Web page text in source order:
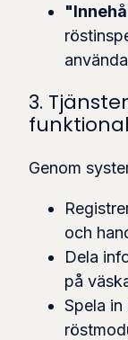
3.
Genom
och
Dela
på
Spela